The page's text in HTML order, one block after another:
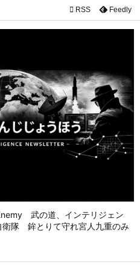
武の道、インテリジェン
衛隊 鉾とりて守れ宮人九重のみ


次へ

検索
 RSS Feedly